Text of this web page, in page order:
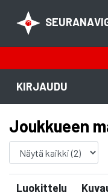
KIRJAUDU
Joukkueen
Luokittelu